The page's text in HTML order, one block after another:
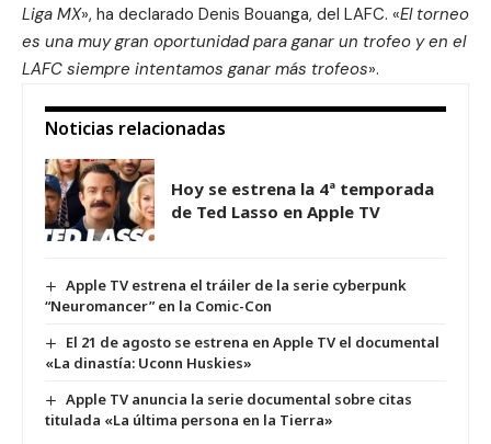
Liga MX», ha declarado Denis Bouanga, del LAFC. «El torneo
es una muy gran oportunidad para ganar un trofeo y en el
LAFC siempre intentamos ganar más trofeos».
Noticias relacionadas
Hoy se estrena la 4ª temporada
de Ted Lasso en Apple TV
Apple TV estrena el tráiler de la serie cyberpunk
“Neuromancer” en la Comic-Con
El 21 de agosto se estrena en Apple TV el documental
«La dinastía: Uconn Huskies»
Apple TV anuncia la serie documental sobre citas
titulada «La última persona en la Tierra»